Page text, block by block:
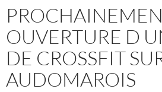
OUVERTURE D
DE CROSSFIT
AUDOMAROIS